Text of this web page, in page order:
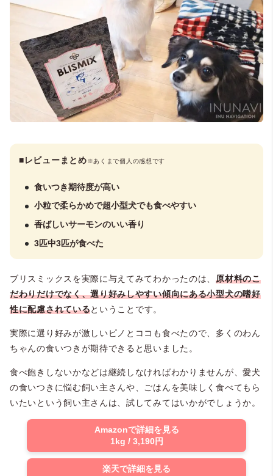
■レビューまとめ※あくまで個人の感想です
食いつき期待度が高い
小粒で柔らかめで超小型犬でも食べやすい
香ばしいサーモンのいい香り
3匹中3匹が食べた
ブリスミックスを実際に与えてみてわかったのは、原材料のこ
だわりだけでなく、選り好みしやすい傾向にある小型犬の嗜好
性に配慮されているということです。
実際に選り好みが激しいピノとココも食べたので、多くのわん
ちゃんの食いつきが期待できると思いました。
食べ飽きしないかなどは継続しなければわかりませんが、愛犬
の食いつきに悩む飼い主さんや、ごはんを美味しく食べてもら
いたいという飼い主さんは、試してみてはいかがでしょうか。
Amazonで詳細を見る
1kg / 3,190円
楽天で詳細を見る